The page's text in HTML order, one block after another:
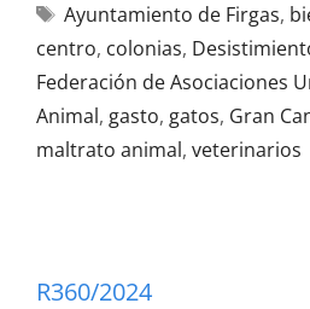
Ayuntamiento de Firgas,
centro, colonias,
Federación de Asociaciones
Animal, gasto, gatos, Gran
maltrato animal, veterinarios
R360/2024